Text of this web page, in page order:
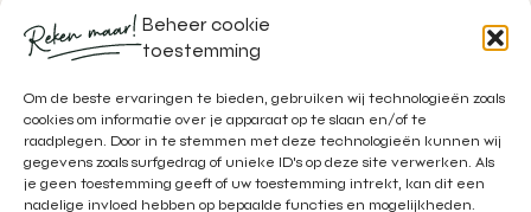
Beheer cookie
toestemming
Om de beste ervaringen te bieden, gebruiken wij technologieën zoals
cookies om informatie over je apparaat op te slaan en/of te
raadplegen. Door in te stemmen met deze technologieën kunnen wij
gegevens zoals surfgedrag of unieke ID's op deze site verwerken. Als
je geen toestemming geeft of uw toestemming intrekt, kan dit een
nadelige invloed hebben op bepaalde functies en mogelijkheden.